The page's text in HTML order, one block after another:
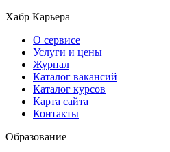
Хабр Карьера
О сервисе
Услуги и цены
Журнал
Каталог вакансий
Каталог курсов
Карта сайта
Контакты
Образование